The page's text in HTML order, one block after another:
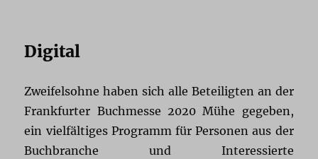
Digital
Zweifelsohne haben sich alle Beteiligten an der
Frankfurter Buchmesse 2020 Mühe gegeben,
ein vielfältiges Programm für Personen aus der
Buchbranche und Interessierte